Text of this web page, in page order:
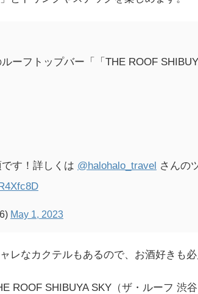
ーフトップバー「「THE ROOF
す！詳しくは @halohalo_travel さんの
May 1, 2023
レなカクテルもあるので、お酒好きも必
ROOF SHIBUYA SKY（ザ・ルーフ 渋